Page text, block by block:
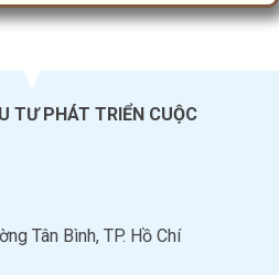
TƯ PHÁT TRIỂN CUỘC
Tân Bình, TP. Hồ Chí